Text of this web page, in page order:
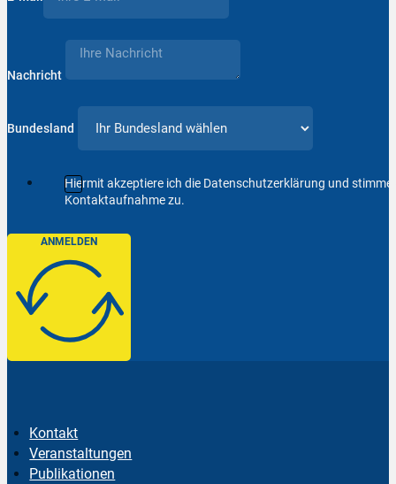
Nachricht
Bundesland
Hiermit akzeptiere ich die Datenschutzerklärung und
Kontaktaufnahme zu.
ANMELDEN
Kontakt
Veranstaltungen
Publikationen